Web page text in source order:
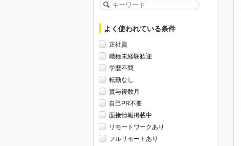
よく使われている条件
正社員
職種未経験歓迎
学歴不問
転勤なし
賞与複数月
自己PR不要
面接情報掲載中
リモートワークあり
フルリモートあり